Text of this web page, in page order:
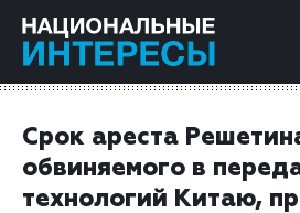
Срок ареста
обвиняемого в
технологий Китаю,